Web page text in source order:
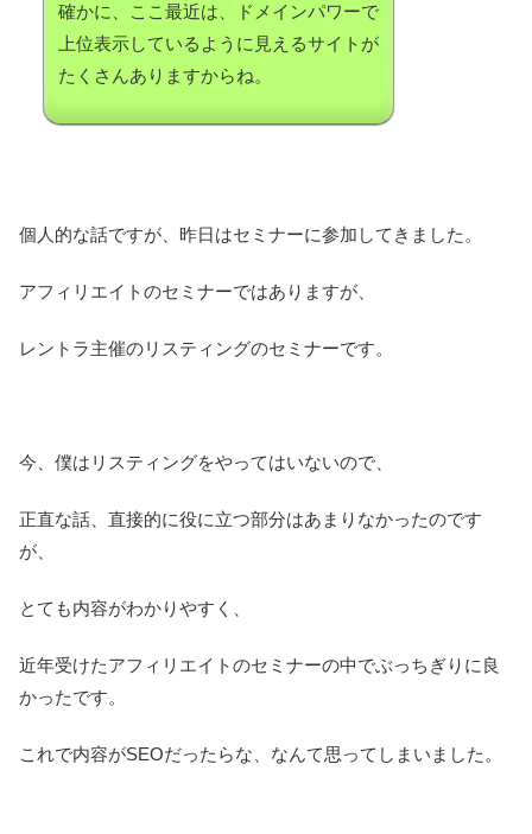
確かに、ここ最近は、ドメインパワーで
上位表示しているように見えるサイトが
たくさんありますからね。
個人的な話ですが、昨日はセミナーに参加してきました。
アフィリエイトのセミナーではありますが、
レントラ主催のリスティングのセミナーです。
今、僕はリスティングをやってはいないので、
正直な話、直接的に役に立つ部分はあまりなかったのです
が、
とても内容がわかりやすく、
近年受けたアフィリエイトのセミナーの中でぶっちぎりに良
かったです。
これで内容がSEOだったらな、なんて思ってしまいました。